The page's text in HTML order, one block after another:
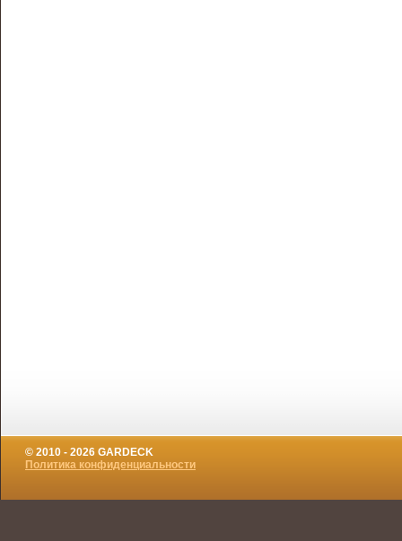
© 2010 - 2026 GARDECK
Политика конфиденциальности